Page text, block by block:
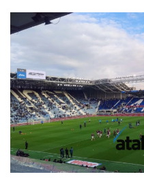
Genoa
4-
un’ottima
Dea
strapazza
il
Genoa
e
punta
la